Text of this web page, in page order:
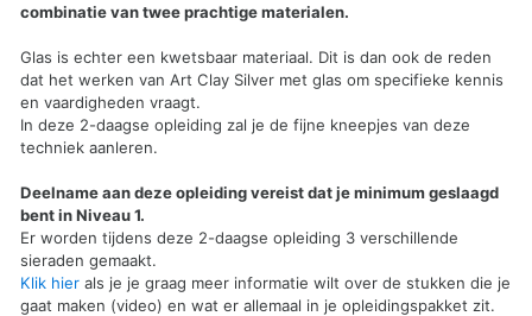
combinatie van twee prachtige materialen.
Glas is echter een kwetsbaar materiaal. Dit is dan ook de reden
dat het werken van Art Clay Silver met glas om specifieke kennis
en vaardigheden vraagt.
In deze 2-daagse opleiding zal je de fijne kneepjes van deze
techniek aanleren.
Deelname aan deze opleiding vereist dat je minimum geslaagd
bent in Niveau 1.
Er worden tijdens deze 2-daagse opleiding 3 verschillende
sieraden gemaakt.
Klik hier als je je graag meer informatie wilt over de stukken die je
gaat maken (video) en wat er allemaal in je opleidingspakket zit.